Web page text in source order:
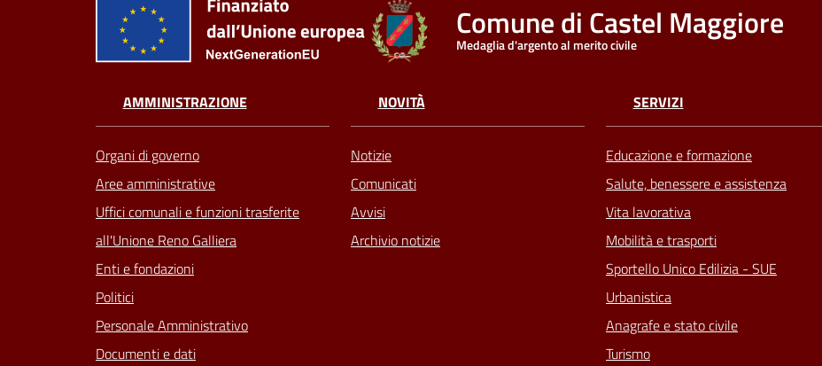
Comune di Castel Maggiore
Medaglia d'argento al merito civile
AMMINISTRAZIONE
Organi di governo
Aree amministrative
Uffici comunali e funzioni trasferite
all'Unione Reno Galliera
Enti e fondazioni
Politici
Personale Amministrativo
Documenti e dati
NOVITÀ
Notizie
Comunicati
Avvisi
Archivio notizie
SERVIZI
Educazione e formazione
Salute, benessere e assistenza
Vita lavorativa
Mobilità e trasporti
Sportello Unico Edilizia - SUE
Urbanistica
Anagrafe e stato civile
Turismo